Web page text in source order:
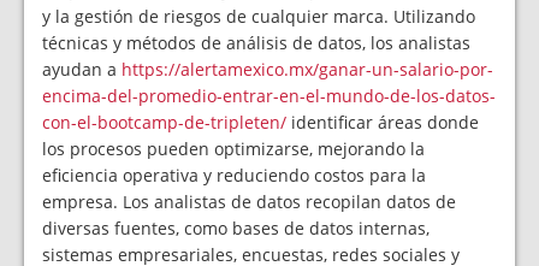
y la gestión de riesgos de cualquier marca. Utilizando
técnicas y métodos de análisis de datos, los analistas
ayudan a https://alertamexico.mx/ganar-un-salario-por-
encima-del-promedio-entrar-en-el-mundo-de-los-datos-
con-el-bootcamp-de-tripleten/ identificar áreas donde
los procesos pueden optimizarse, mejorando la
eficiencia operativa y reduciendo costos para la
empresa. Los analistas de datos recopilan datos de
diversas fuentes, como bases de datos internas,
sistemas empresariales, encuestas, redes sociales y